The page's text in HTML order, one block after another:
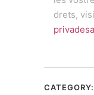
drets,
CATEGORY: